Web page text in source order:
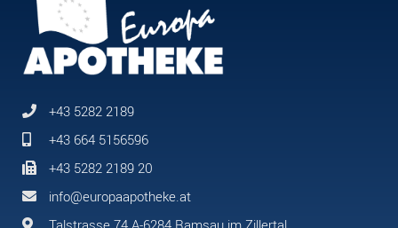
+43 5282 2189
+43 664 5156596
+43 5282 2189 20
info@europaapotheke.at